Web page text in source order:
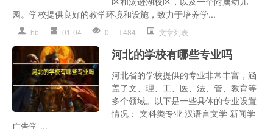
园。学校提供良好的教学环境和设施，致力于培养学...
hb 01-04 0 484 文章列表
河北的学校有哪些专业吗
河北省的学校提供的专业非常丰富，涵
盖了文、理、工、医、法、管、教育等
多个领域。以下是一些具体的专业设置
情况： 文科类专业 汉语言文学 新闻学
广告学 ...